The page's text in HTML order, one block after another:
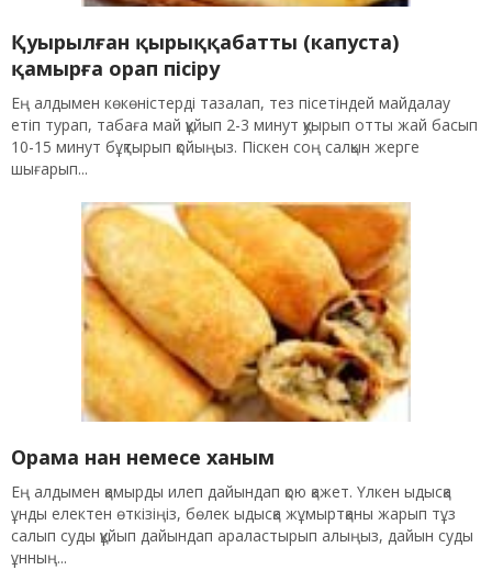
Қуырылған қырыққабатты (капуста)
қамырға орап пісіру
Ең алдымен көкөністерді тазалап, тез пісетіндей майдалау
етіп турап, табаға май құйып 2-3 минут қуырып отты жай басып
10-15 минут бұқтырып қойыңыз. Піскен соң салқын жерге
шығарып...
Орама нан немесе ханым
Ең алдымен қамырды илеп дайындап қою қажет. Үлкен ыдысқа
ұнды електен өткізіңіз, бөлек ыдысқа жұмыртқаны жарып тұз
салып суды құйып дайындап араластырып алыңыз, дайын суды
ұнның...